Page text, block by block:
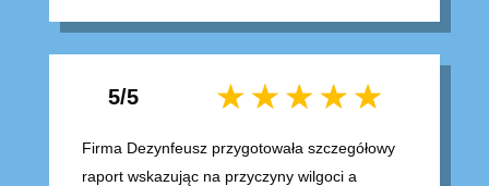
5/5
Firma Dezynfeusz przygotowała szczegółowy
raport wskazując na przyczyny wilgoci a